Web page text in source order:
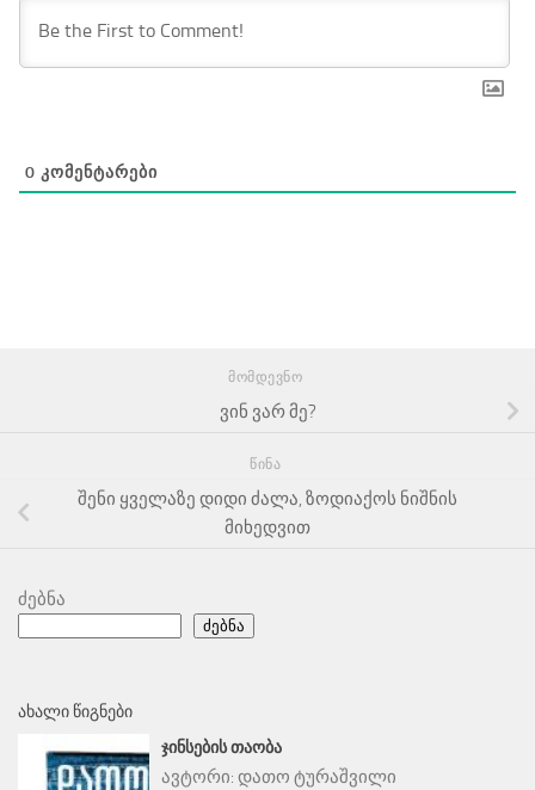
0 ᲙᲝᲛᲔᲜᲢᲐᲠᲔᲑᲘ
ᲛᲝᲛᲓᲔᲕᲜᲝ
ვინ ვარ მე?
ᲬᲘᲜᲐ
შენი ყველაზე დიდი ძალა, ზოდიაქოს ნიშნის
მიხედვით
ძებნა
ძებნა
ᲐᲮᲐᲚᲘ ᲬᲘᲒᲜᲔᲑᲘ
ᲯᲘᲜᲡᲔᲑᲘᲡ ᲗᲐᲝᲑᲐ
ავტორი: დათო ტურაშვილი